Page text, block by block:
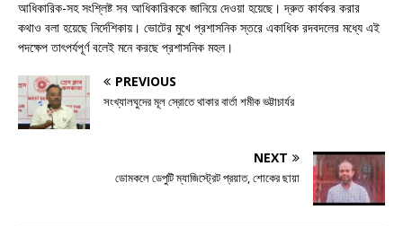
আধিকারিক-সহ সংশ্লিষ্ট সব আধিকারিককে জানিয়ে দেওয়া হয়েছে। দ্রুত কার্যকর করার
কথাও বলা হয়েছে নির্দেশিকায়। ভোটের মুখে প্রশাসনিক স্তরে একাধিক রদবদলের মধ্যে এই
পদক্ষেপ তাৎপর্যপূর্ণ বলেই মনে করছে প্রশাসনিক মহল।
PREVIOUS
সংখ্যালঘুদের মূল স্রোতে থাকার বার্তা শমীক ভট্টাচার্যর
NEXT
ডোমকলে ডেপুটি ম্যাজিস্ট্রেট প্রয়াত, শোকের ছায়া